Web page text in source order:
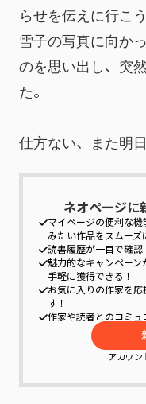
らせを伝えに行こ
雪子の写真に向か
のを思い出し、突
た。
仕方ない、また明
ネオページに
マイページの便利な機
みたい作品をスムーズ
読書履歴が一目で確認
魅力的なキャンペーン
手軽に獲得できる！
お気に入りの作家を
す！
作家や読者とのコミュ
アカウン